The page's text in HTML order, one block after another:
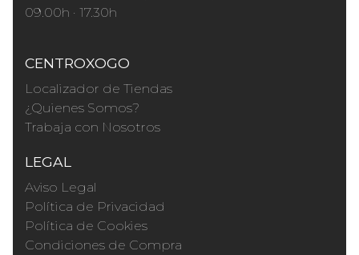
09.00h · 17.30h
CENTROXOGO
Localizador de Tiendas
¿Quienes Somos?
Trabaja con Nosotros
LEGAL
Aviso Legal
Política de Privacidad
Política de Cookies
Condiciones de Compra